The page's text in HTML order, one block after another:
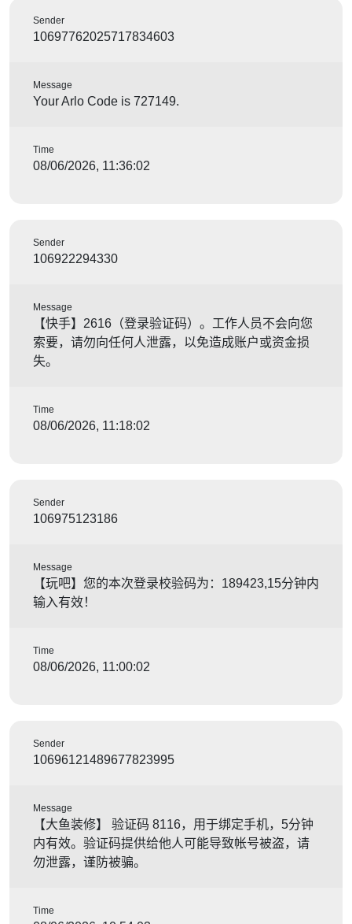
Sender
10697762025717834603
Message
Your Arlo Code is 727149.
Time
08/06/2026, 11:36:02
Sender
106922294330
Message
【快手】2616（登录验证码）。工作人员不会向您
索要，请勿向任何人泄露，以免造成账户或资金损
失。
Time
08/06/2026, 11:18:02
Sender
106975123186
Message
【玩吧】您的本次登录校验码为：189423,15分钟内
输入有效！
Time
08/06/2026, 11:00:02
Sender
10696121489677823995
Message
【大鱼装修】 验证码 8116，用于绑定手机，5分钟
内有效。验证码提供给他人可能导致帐号被盗，请
勿泄露，谨防被骗。
Time